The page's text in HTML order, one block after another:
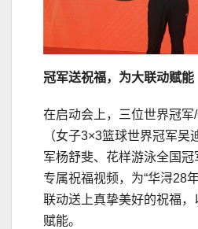
冠军送祝福，为大联动赋能
在启动会上，三位世界冠军
（女子3×3篮球世界冠军吴
军杨舒斐、花样游泳全国冠
专属祝福视频，为“华浔28
联动送上真挚美好的祝福
赋能。